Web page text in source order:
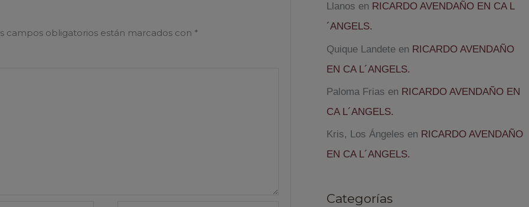
campos obligatorios están marcados con *
Llanos en RICARDO AVENDAÑO EN CA L
´ANGELS.
Quique Landeteen RICARDO AVENDAÑO
EN CA L´ANGELS.
Paloma Frias en RICARDO AVENDAÑO EN
CA L´ANGELS.
Kris, Los Ángeles en RICARDO AVENDAÑO
EN CA L´ANGELS.
Categorías